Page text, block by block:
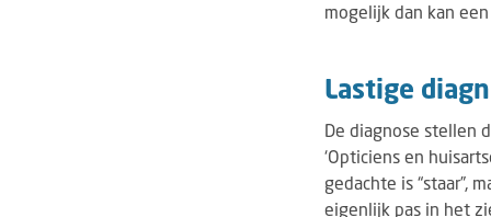
mogelijk dan kan
Lastige
De diagnose stellen
‘Opticiens en
gedachte is “staar”,
eigenlijk pas in het